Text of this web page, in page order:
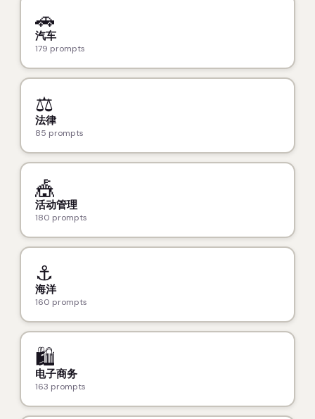
🚗
汽车
179 prompts
⚖️
法律
85 prompts
🎪
活动管理
180 prompts
⚓
海洋
160 prompts
🛍️
电子商务
163 prompts